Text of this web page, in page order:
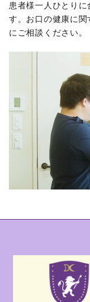
患者様一人ひとりに
す。お口の健康に
にご相談ください。